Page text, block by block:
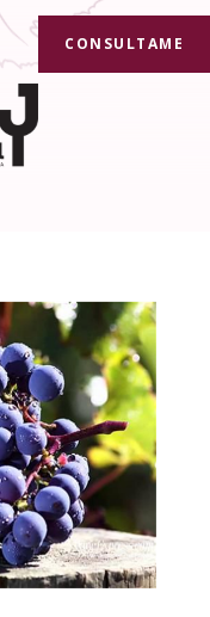
CONSULTAME